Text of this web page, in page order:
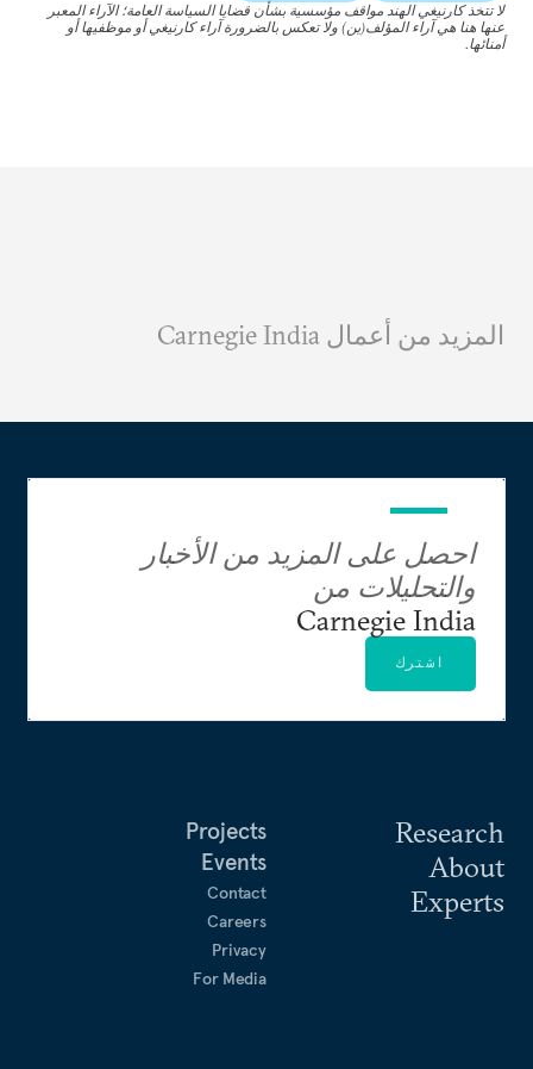
لا تتخذ كارنيغي الهند مواقف مؤسسية بشأن قضايا السياسة العامة؛ الآراء المعبر
عنها هنا هي آراء المؤلف(ين) ولا تعكس بالضرورة آراء كارنيغي أو موظفيها أو
أمنائها.
المزيد من أعمال Carnegie India
Research
About
Experts
Projects
Events
Contact
Careers
Privacy
For Media
احصل على المزيد من الأخبار
والتحليلات من
Carnegie India
اشترك